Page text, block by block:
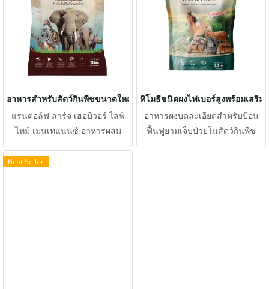
อาหารสำหรับสัตว์กินพืชขนาดใหญ่
แรนดอล์ฟ ลาร์จ เฮอบิวอร์ ไลฟ์
ไทม์ เมนเทแนนซ์ อาหารผสม
สำเร็จรูปชนิดเม็ดสำหรับสัตว์กิน
พืชขนาดใหญ่
ทิโมธีชนิดผงไฟเบอร์สูงพร้อมเสริม
อาหารผงบดละเอียดสำหรับป้อน
ฟื้นฟูยามเจ็บป่วยในสัตว์กินพืช
ขนาดใหญ่ เหมาะกับสัตว์ในสวน
Best Seller